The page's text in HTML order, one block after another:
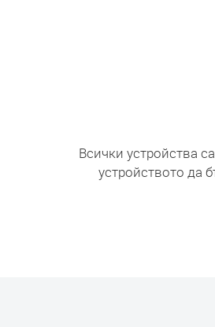
Всички устройства
устройството да